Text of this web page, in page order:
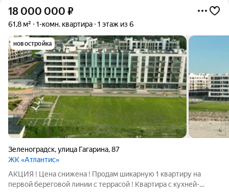
18 000 000 ₽
61,8 м² 1-комн. квартира 1 этаж из 6
новостройка
Зеленоградск,улица Гагарина,87
ЖК «Атлантис»
АКЦИЯ ! Цена снижена ! Продам шикарную 1 квартиру на
первой береговой линии с террасой ! Квартира с кухней-